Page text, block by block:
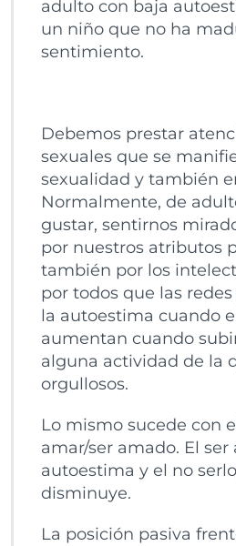
adulto con baja
un niño que no ha
sentimiento.
Debemos prestar
sexuales que se
sexualidad y también
Normalmente, de
gustar, sentirnos
por nuestros atributos
también por los
por todos que las
la autoestima cuando
aumentan cuando
alguna actividad de la
orgullosos.
Lo mismo sucede con
amar/ser amado. El
autoestima y el no
disminuye.
La posición pasiva